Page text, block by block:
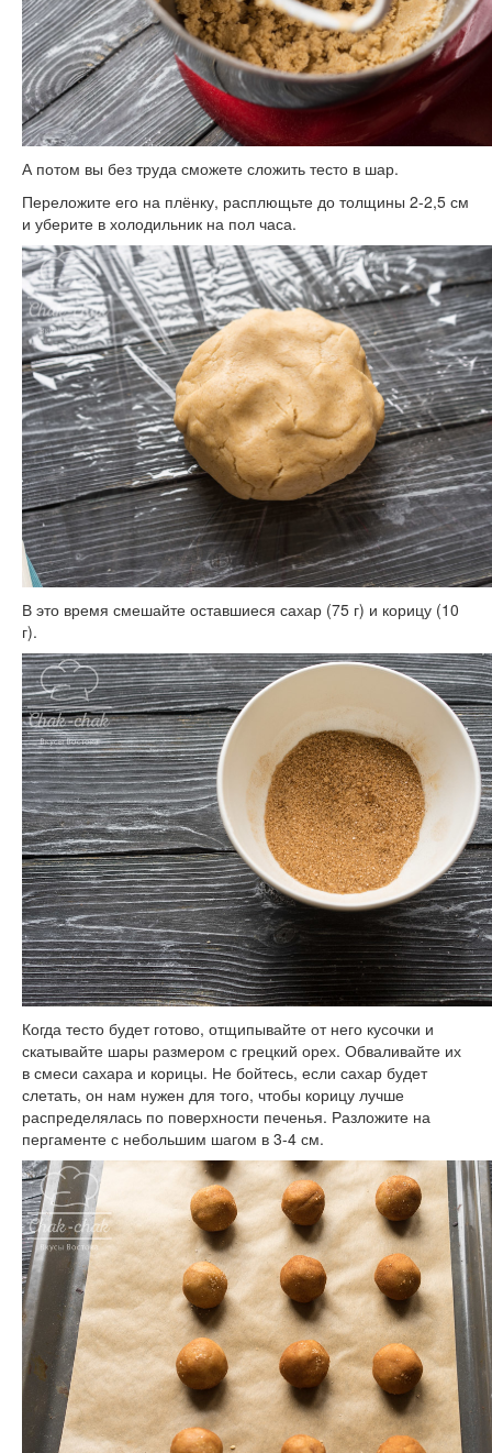
А потом вы без труда сможете сложить тесто в шар.
Переложите его на плёнку, расплющьте до толщины 2-2,5 см
и уберите в холодильник на пол часа.
В это время смешайте оставшиеся сахар (75 г) и корицу (10
г).
Когда тесто будет готово, отщипывайте от него кусочки и
скатывайте шары размером с грецкий орех. Обваливайте их
в смеси сахара и корицы. Не бойтесь, если сахар будет
слетать, он нам нужен для того, чтобы корицу лучше
распределялась по поверхности печенья. Разложите на
пергаменте с небольшим шагом в 3-4 см.